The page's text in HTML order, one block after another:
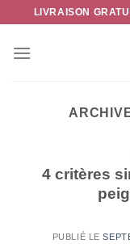
Passer
contenu
LIVRAISON
4 critères
PUBLIÉ LE